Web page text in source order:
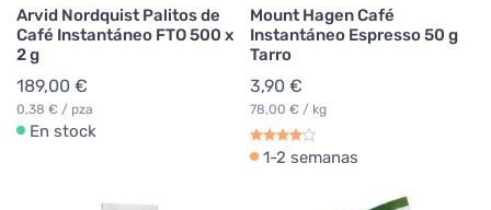
Arvid Nordquist Palitos de
Café Instantáneo FTO 500 x
2 g
189,00 €
0,38 € / pza
En stock
Mount Hagen Café
Instantáneo Espresso 50 g
Tarro
3,90 €
78,00 € / kg
1-2 semanas